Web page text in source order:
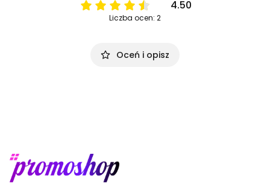
4.50
Liczba ocen: 2
Oceń i opisz